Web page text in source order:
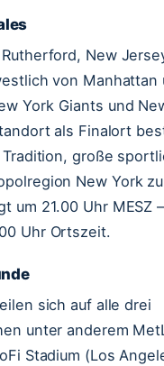
New
von Manhattan
York Giants und
als Finalort
große
New York zu
um 21.00 Uhr MESZ
Uhr Ortszeit.
sich auf alle drei
unter anderem
Stadium (Los